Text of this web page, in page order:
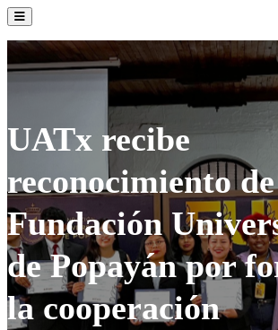
La Institución
Admisión
Oferta Académica
Comunidad UATx
UATx recibe
reconocimiento
Fundación
de Popayán por
la cooperación